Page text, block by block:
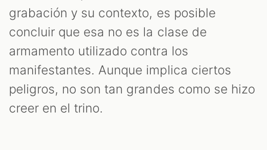
grabación y su contexto, es posible
concluir que esa no es la clase de
armamento utilizado contra los
manifestantes. Aunque implica ciertos
peligros, no son tan grandes como se hizo
creer en el trino.